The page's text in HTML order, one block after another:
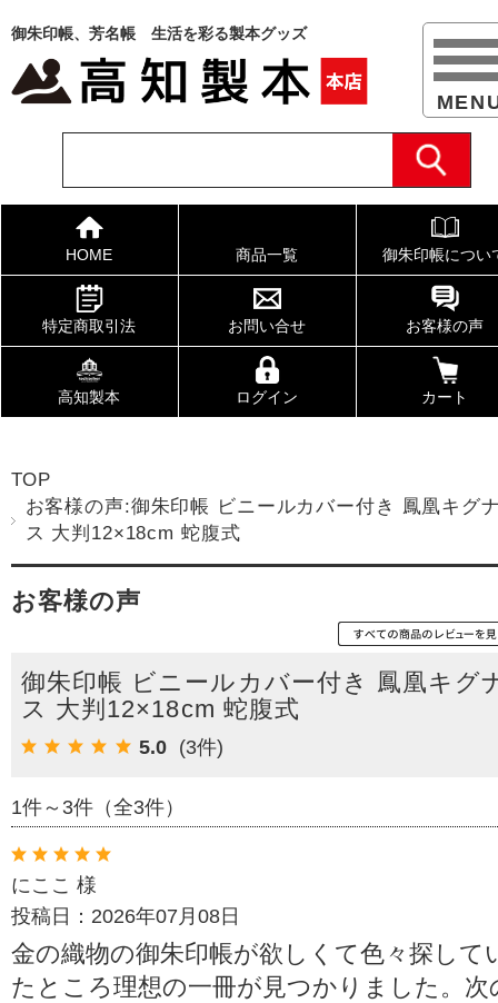
御朱印帳、芳名帳 生活を彩る製本グッズ
HOME 商品一覧 御朱印帳につい
特定商取引法 お問い合せ お客様の声
高知製本 ログイン カート
TOP
お客様の声:御朱印帳 ビニールカバー付き 鳳凰キグ
ス 大判12×18cm 蛇腹式
お客様の声
御朱印帳 ビニールカバー付き 鳳凰キグ
ス 大判12×18cm 蛇腹式
5.0 (3件)
1件～3件（全3件）
にここ 様
投稿日：2026年07月08日
金の織物の御朱印帳が欲しくて色々探して
たところ理想の一冊が見つかりました。次